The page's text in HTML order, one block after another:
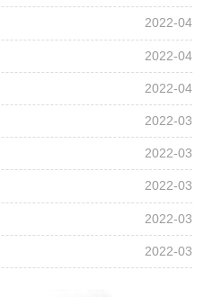
2022-04
2022-04
2022-04
2022-03
2022-03
2022-03
2022-03
2022-03